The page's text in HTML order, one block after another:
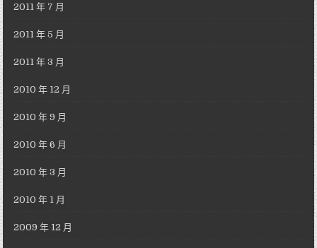
2011 年 7 月
2011 年 5 月
2011 年 3 月
2010 年 12 月
2010 年 9 月
2010 年 6 月
2010 年 3 月
2010 年 1 月
2009 年 12 月